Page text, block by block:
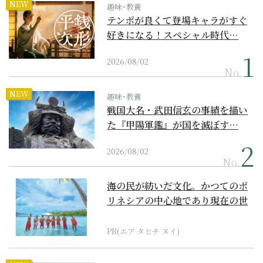
NEW 趣味･教養
テンポが良くて登場キャラがすぐ
好きになる！スペシャル時代…
2026/08/02
No.
NEW 趣味･教養
戦国大名・武田信玄の事績を描い
た『甲陽軍鑑』が国を滅ぼす…
2026/08/02
No.
海の民が紡いだ文化。かつてのポ
リネシアの中心地であり現在の世
PR(エア タヒチ ヌイ)